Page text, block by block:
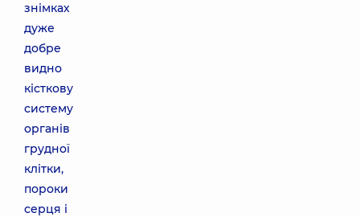
знімках
дуже
добре
видно
кісткову
систему
органів
грудної
клітки,
пороки
серця і